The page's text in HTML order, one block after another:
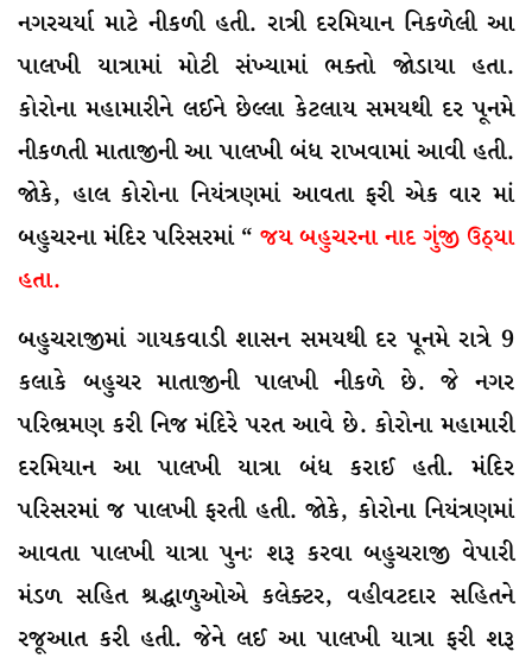
નગરચર્યા માટે નીકળી હતી. રાત્રી દરમિયાન નિકળેલી આ
પાલખી યાત્રામાં મોટી સંખ્યામાં ભક્તો જોડાયા હતા.
કોરોના મહામારીને લઈને છેલ્લા કેટલાય સમયથી દર પૂનમે
નીકળતી માતાજીની આ પાલખી બંધ રાખવામાં આવી હતી.
જોકે, હાલ કોરોના નિયંત્રણમાં આવતા ફરી એક વાર માં
બહુચરના મંદિર પરિસરમાં “ જય બહુચરના નાદ ગુંજી ઉઠ્યા
હતા.
બહુચરાજીમાં ગાયકવાડી શાસન સમયથી દર પૂનમે રાત્રે 9
કલાકે બહુચર માતાજીની પાલખી નીકળે છે. જે નગર
પરિભ્રમણ કરી નિજ મંદિરે પરત આવે છે. કોરોના મહામારી
દરમિયાન આ પાલખી યાત્રા બંધ કરાઈ હતી. મંદિર
પરિસરમાં જ પાલખી ફરતી હતી. જોકે, કોરોના નિયંત્રણમાં
આવતા પાલખી યાત્રા પુનઃ શરૂ કરવા બહુચરાજી વેપારી
મંડળ સહિત શ્રદ્ધાળુઓએ કલેક્ટર, વહીવટદાર સહિતને
રજૂઆત કરી હતી. જેને લઈ આ પાલખી યાત્રા ફરી શરૂ